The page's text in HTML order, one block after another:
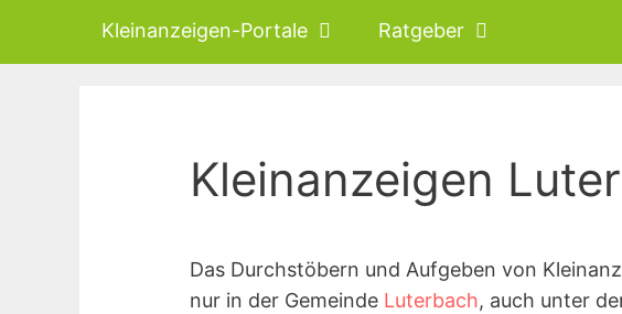
Kleinanzeigen-Portale Ratgeber
Kleinanzeigen
Das Durchstöbern und Aufgeben von
nur in der Gemeinde Luterbach, auch unter